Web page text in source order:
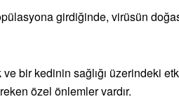
girdiğinde, virüsün
ve bir kedinin sağlığı üzerindeki
özel önlemler vardır.